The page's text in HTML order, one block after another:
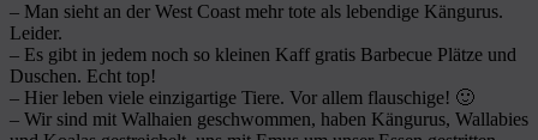
– Man sieht an der West Coast mehr tote als lebendige Kängurus.
Leider.
– Es gibt in jedem noch so kleinen Kaff gratis Barbecue Plätze und
Duschen. Echt top!
– Hier leben viele einzigartige Tiere. Vor allem flauschige! 🙂
– Wir sind mit Walhaien geschwommen, haben Kängurus, Wallabies